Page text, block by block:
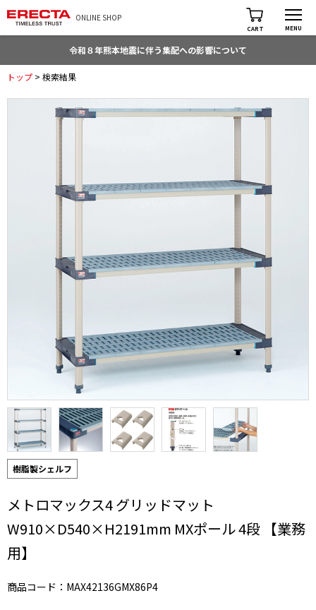
ONLINE SHOP
CART MENU
令和８年熊本地震に伴う集配への影響について
トップ > 検索結果
樹脂製シェルフ
メトロマックス4 グリッドマット
W910×D540×H2191mm MXポール 4段 【業務
用】
商品コード：MAX42136GMX86P4